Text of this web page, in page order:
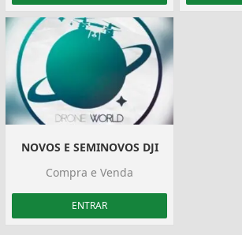
NOVOS E SEMINOVOS DJI
Compra e Venda
ENTRAR